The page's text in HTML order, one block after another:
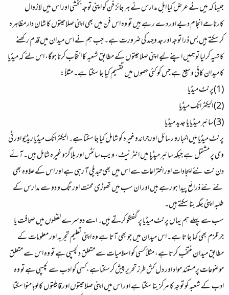
جیسا کہ میں نے عرض کیا اہل مدارس نے ہر جائز فن کو اپنی توجہ بخشی اور اس میں لازوال
کارنامے انجام دیے اور دے رہے ہیں تو وہ اس فن میں بھی اپنی صلاحیتوں کا شان دار مظاہرہ
کر سکتے ہیں بس ذرا توجہ اور جد وجہد کی ضرورت ہے۔ جب ہم نے اس میدان میں قدم رکھنے
کاتہیہ کر لیا توہمیں اپنے لیے اپنی صلاحیتوں کے مطابق شعبہ کا انتخاب کرنا ہوگا، اس لئے کہ میڈیا
کا میدان کافی وسیع ہے جس کو کئی حصوں میں تقسیم کیا جا سکتا ہے۔ مثلاً:
(1)پرنٹ میڈیا
(2) الیکٹرانک میڈیا
(3)سائبر میڈیا یا جدید میڈیا
پرنٹ میڈیا میں اخبارو رسائل اورجرائدوغیرہ کو شامل کیا جا سکتا ہے۔ الیکٹرانک میڈیا ریڈیو اور ٹی
وی پر مشتمل ہے جبکہ سائبر میڈیا میں انٹرنیٹ، ویب سائٹس اور بلاگز وغیرہ شامل ہیں۔ آئے
دن نت نئے ایجادات اور اختراعات سے اس میں بھی تبدیلی آ رہی ہے اور اس کے علاوہ بھی
نئے نئے ذرائع پیدا ہو رہے ہیں اور ان سب میں تھوڑی محنت اور تگ و دو سے مدارس کے
طلبہ اپنی جگہ بنا سکتے ہیں۔
سب سے پہلے ہم یہاں پرنٹ میڈیا پر گفتگو کرتے ہیں۔ اسے دوسرے لفظوں میں صحافت یا
جرنلزم بھی کہا جا تا ہے۔ اس میدان میں جو بھی آتا ہے وہ اپنی تعلیم تجربہ اور معلومات کے
مطابق میدان منتخب کرتا ہے، مثلاً کسی کو اسلامیات سے متعلق دلچسپی ہے تو وہ اس سے متعلق
موضوعات پرمستند مواد اور دل کش طرز تحریر پیش کرسکتاہے،کسی کو ادب سے لچسپی ہے تو وہ
ادب کے شعبہ کو توجہ کا مرکز بنا سکتا ہے اور اس میں اپنی صلاحیتوں اور قابلیتوں کا لوہا منوا سکتا